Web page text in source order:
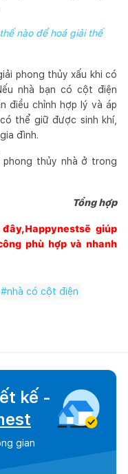
nào để hoá giải thế
phong thủy xấu khi có
nhà bạn có cột điện
điều chỉnh hợp lý và áp
thể giữ được sinh khí,
đình.
phong thủy nhà ở trong
Tổng hợp
Happynestsẽ giúp
phù hợp và nhanh
#nhà có cột điện
kế -
gian